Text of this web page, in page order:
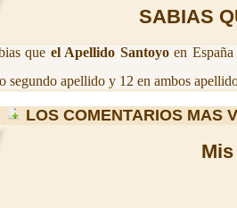
SABIAS
que el Apellido Santoyoen España
segundo apellido y 12 en ambos
LOS COMENTARIOS MAS